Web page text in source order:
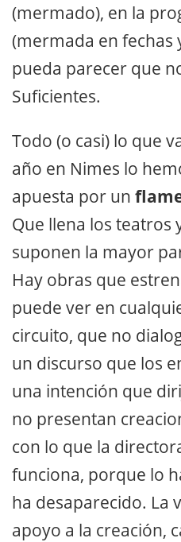
(mermado), en la
(mermada en fechas
pueda parecer que
Suficientes.
Todo (o casi) lo que
año en Nimes lo
apuesta por un
Que llena los teatros
suponen la mayor
Hay obras que
puede ver en
circuito, que no
un discurso que los
una intención que
no presentan
con lo que la
funciona, porque lo
ha desaparecido. La
apoyo a la creación,